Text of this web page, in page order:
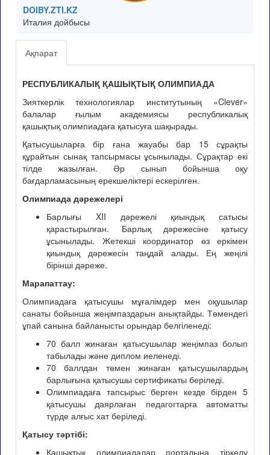
DOIBY.ZTI.KZ
Италия дойбысы
Ақпарат
РЕСПУБЛИКАЛЫҚ ҚАШЫҚТЫҚ ОЛИМПИАДА
Зияткерлік технологиялар институтының «Clever»
балалар ғылым академиясы республикалық
қашықтық олимпиадаға қатысуға шақырады.
Қатысушыларға бір ғана жауабы бар 15 сұрақты
құрайтын сынақ тапсырмасы ұсынылады. Сұрақтар екі
тілде жазылған. Әр сынып бойынша оқу
бағдарламасының ерекшеліктері ескерілген.
Олимпиада дәрежелері
Барлығы XII дәрежелі қиындық сатысы
қарастырылған. Барлық дәрежесіне қатысу
ұсынылады. Жетекші координатор өз еркімен
қиындық дәрежесін таңдай алады. Ең жеңілі
бірінші дәреже.
Марапаттау:
Олимпиадаға қатысушы мұғалімдер мен оқушылар
санаты бойынша жеңімпаздарын анықтайды. Төмендегі
ұпай санына байланысты орындар белгіленеді:
70 балл жинаған қатысушылар жеңімпаз болып
табылады және диплом иеленеді.
70 баллдан төмен жинаған қатысушылардың
барлығына қатысушы сертификаты беріледі.
Олимпиадаға тапсырыс берген кезде бірден 5
қатысушы даярлаған педагогтарға автоматты
түрде алғыс хат беріледі.
Қатысу тәртібі:
Қашықтық олимпиадалар порталына тіркелу